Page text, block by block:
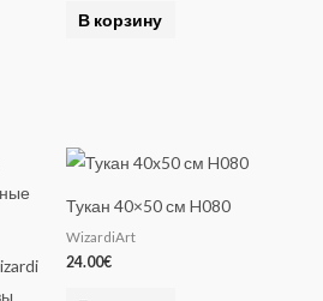
В корзину
Тукан 40×50 см H080
WizardiArt
24.00€